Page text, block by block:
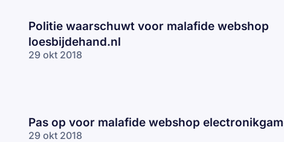
Politie waarschuwt voor malafide webshop
loesbijdehand.nl
29 okt 2018
Pas op voor malafide webshop
29 okt 2018